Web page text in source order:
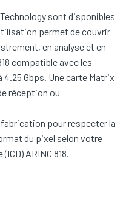
sont disponibles
permet de couvrir
en analyse et en
compatible avec les
4.25 Gbps. Une carte Matrix
réception ou
pour respecter la
du pixel selon votre
ARINC 818.